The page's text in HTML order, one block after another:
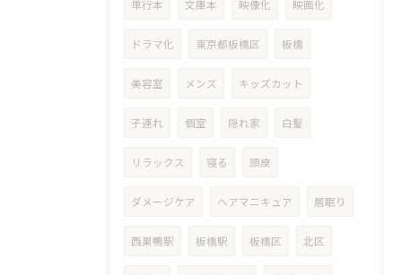
単行本 文庫本 映像化 映画化
ドラマ化 東京都板橋区 板橋
美容室 メンズ キッズカット
子連れ 個室 隠れ家 白髪
リラックス 寝る 頭皮
ダメージケア ヘアマニキュア 居眠り
西巣鴨駅 板橋駅 板橋区 北区